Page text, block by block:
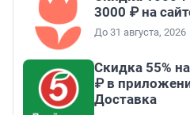
3000 ₽ на
До 31 августа, 2026
Скидка 55%
₽ в
Доставка